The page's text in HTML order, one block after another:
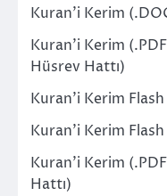
Kuran’i Kerim
Kuran’i Kerim
Hüsrev Hattı)
Kuran’i Kerim
Kuran’i Kerim
Kuran’i Kerim
Hattı)